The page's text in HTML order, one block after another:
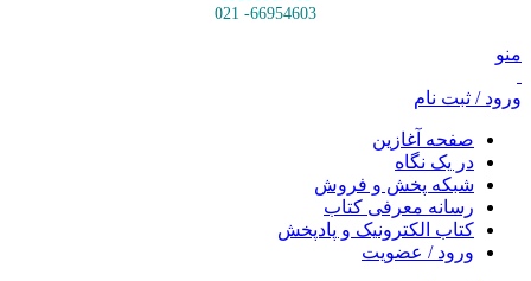
66954603- 021
منو
ورود / ثبت نام
صفحه آغازین
در یک نگاه
شبکه پخش و فروش
رسانه معرفی کتاب
کتاب الکترونیک و پادپخش
ورود / عضویت